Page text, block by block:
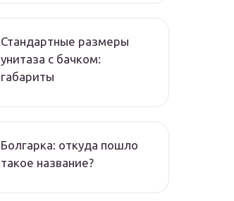
Стандартные размеры
унитаза с бачком:
габариты
Болгарка: откуда пошло
такое название?